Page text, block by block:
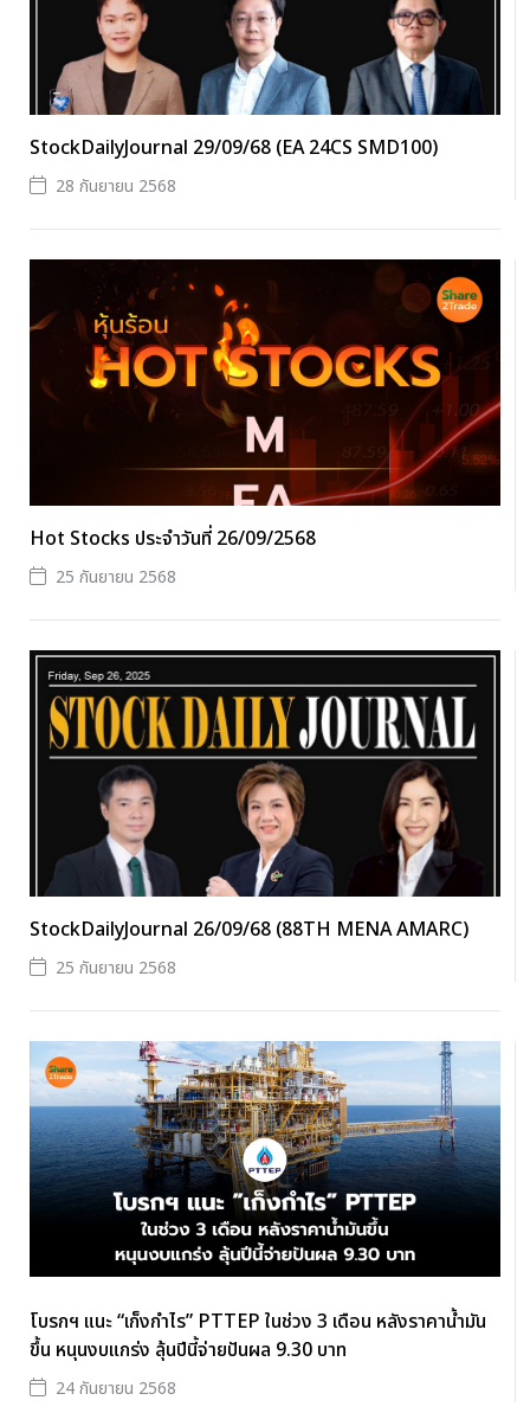
StockDailyJournal 29/09/68 (EA 24CS SMD100)
28 กันยายน 2568
Hot Stocks ประจำวันที่ 26/09/2568
25 กันยายน 2568
StockDailyJournal 26/09/68 (88TH MENA AMARC)
25 กันยายน 2568
โบรกฯ แนะ “เก็งกำไร” PTTEP ในช่วง 3 เดือน หลังราคาน้ำมัน
ขึ้น หนุนงบแกร่ง ลุ้นปีนี้จ่ายปันผล 9.30 บาท
24 กันยายน 2568